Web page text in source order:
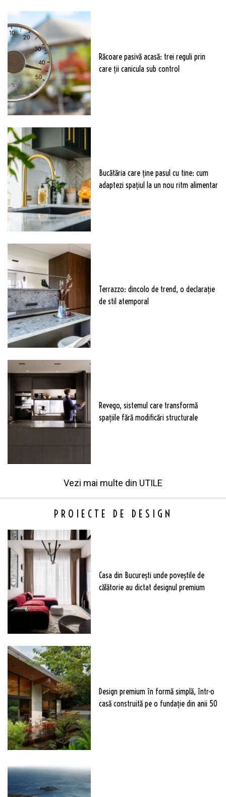
Răcoare pasivă acasă: trei reguli prin
care ții canicula sub control
Bucătăria care ține pasul cu tine: cum
adaptezi spațiul la un nou ritm alimentar
Terrazzo: dincolo de trend, o declarație
de stil atemporal
Revego, sistemul care transformă
spațiile fără modificări structurale
Vezi mai multe din UTILE
PROIECTE DE DESIGN
Casa din București unde poveștile de
călătorie au dictat designul premium
Design premium în formă simplă, într-o
casă construită pe o fundație din anii 50